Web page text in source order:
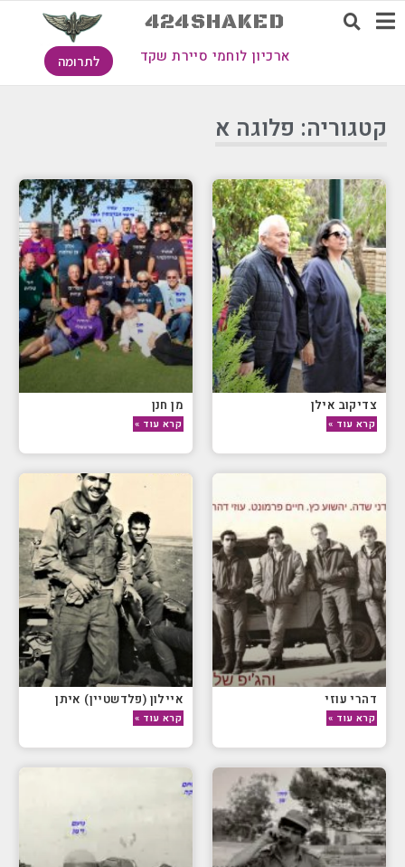
424SHAKED
ארכיון לוחמי סיירת שקד לתרומה
קטגוריה: פלוגה א
צדיקוב אילן
קרא עוד »
מן חנן
קרא עוד »
דהרי עוזי
קרא עוד »
איילון (פלדשטיין) איתן
קרא עוד »